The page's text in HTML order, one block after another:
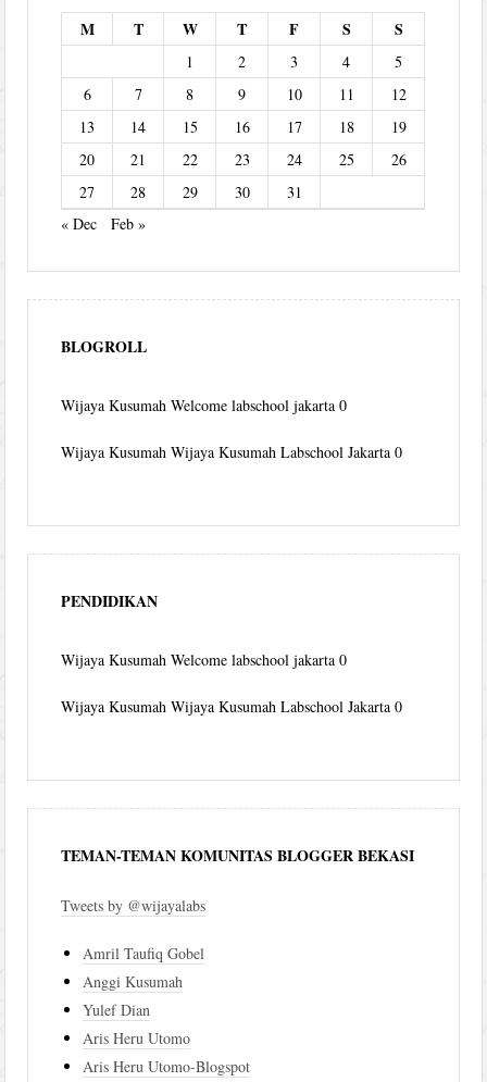
M T W T F S S
1 2 3 4
5
6
7 8 9 10 11
12
13
14 15 16 17 18
19
20
21 22 23 24 25
26
27
28 29 30
31
« Dec
Feb »
BLOGROLL
Wijaya Kusumah Welcome labschool jakarta 0
Wijaya Kusumah Wijaya Kusumah Labschool Jakarta 0
PENDIDIKAN
Wijaya Kusumah Welcome labschool jakarta 0
Wijaya Kusumah Wijaya Kusumah Labschool Jakarta 0
TEMAN-TEMAN KOMUNITAS BLOGGER BEKASI
Tweets by @wijayalabs
Amril Taufiq Gobel
Anggi Kusumah
Yulef Dian
Aris Heru Utomo
Aris Heru Utomo-Blogspot